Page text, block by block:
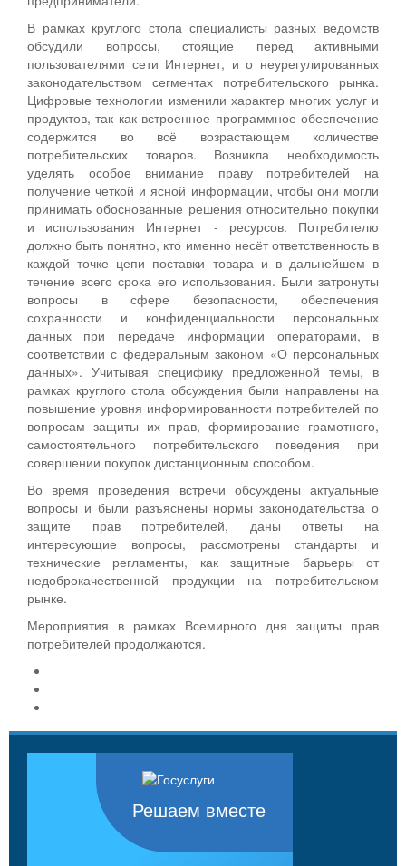
В рамках круглого стола специалисты разных ведомств
обсудили вопросы, стоящие перед активными
пользователями сети Интернет, и о неурегулированных
законодательством сегментах потребительского рынка.
Цифровые технологии изменили характер многих услуг и
продуктов, так как встроенное программное обеспечение
содержится во всё возрастающем количестве
потребительских товаров. Возникла необходимость
уделять особое внимание праву потребителей на
получение четкой и ясной информации, чтобы они могли
принимать обоснованные решения относительно покупки
и использования Интернет - ресурсов. Потребителю
должно быть понятно, кто именно несёт ответственность в
каждой точке цепи поставки товара и в дальнейшем в
течение всего срока его использования. Были затронуты
вопросы в сфере безопасности, обеспечения
сохранности и конфиденциальности персональных
данных при передаче информации операторами, в
соответствии с федеральным законом «О персональных
данных». Учитывая специфику предложенной темы, в
рамках круглого стола обсуждения были направлены на
повышение уровня информированности потребителей по
вопросам защиты их прав, формирование грамотного,
самостоятельного потребительского поведения при
совершении покупок дистанционным способом.
Во время проведения встречи обсуждены актуальные
вопросы и были разъяснены нормы законодательства о
защите прав потребителей, даны ответы на
интересующие вопросы, рассмотрены стандарты и
технические регламенты, как защитные барьеры от
недоброкачественной продукции на потребительском
рынке.
Мероприятия в рамках Всемирного дня защиты прав
потребителей продолжаются.
Решаем вместе